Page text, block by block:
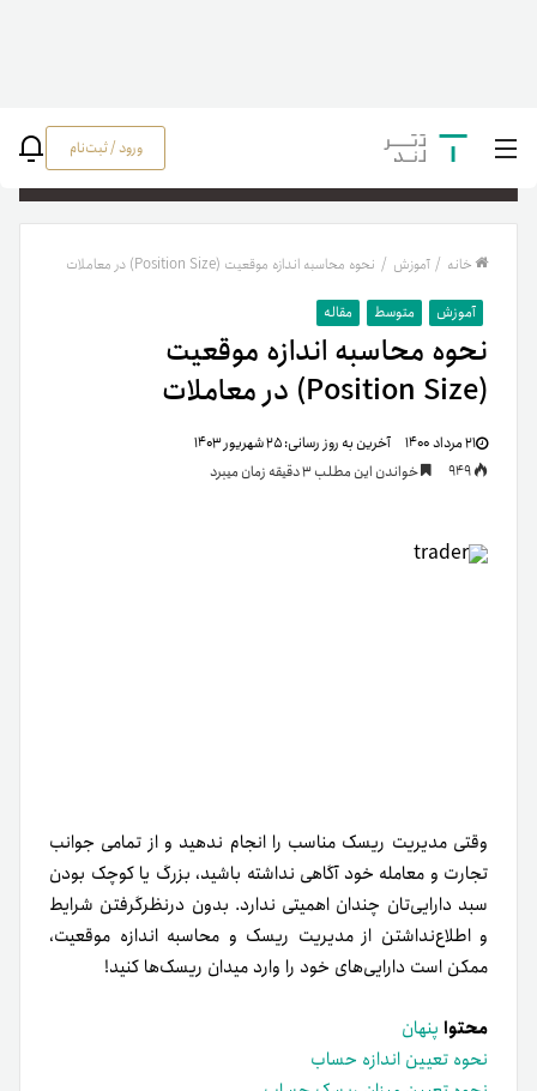
ورود / ثبت‌نام
خانه / آموزش / نحوه محاسبه اندازه موقعیت (Position Size) در معاملات
آموزش متوسط مقاله
نحوه محاسبه اندازه موقعیت
(Position Size) در معاملات
۲۱ مرداد ۱۴۰۰ آخرین به روز رسانی:۲۵ شهریور ۱۴۰۳
خواندن این مطلب 3 دقیقه زمان میبرد
وقتی مدیریت ریسک مناسب را انجام ندهید و از تمامی جوانب
تجارت و معامله خود آگاهی نداشته باشید، بزرگ یا کوچک بودن
سبد دارایی‌تان چندان اهمیتی ندارد. بدون در‌نظر‌گرفتن شرایط
و اطلاع‌نداشتن از مدیریت ریسک و محاسبه اندازه موقعیت،
ممکن است دارایی‌های خود را وارد میدان ریسک‌ها کنید!
محتوا پنهان
نحوه تعیین اندازه حساب